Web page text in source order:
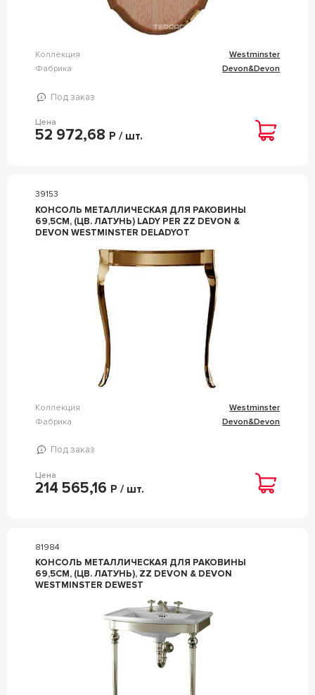
Коллекция
Westminster
Фабрика
Devon&Devon
Под заказ
Цена
52 972,68 Р / шт.
39153
КОНСОЛЬ МЕТАЛЛИЧЕСКАЯ ДЛЯ РАКОВИНЫ
69,5СМ, (ЦВ. ЛАТУНЬ) LADY PER ZZ DEVON &
DEVON WESTMINSTER DELADYOT
Коллекция
Westminster
Фабрика
Devon&Devon
Под заказ
Цена
214 565,16 Р / шт.
81984
КОНСОЛЬ МЕТАЛЛИЧЕСКАЯ ДЛЯ РАКОВИНЫ
69,5СМ, (ЦВ. ЛАТУНЬ), ZZ DEVON & DEVON
WESTMINSTER DEWEST